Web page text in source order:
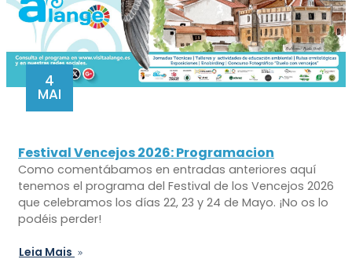
4
MAI
Festival Vencejos 2026: Programacion
Como comentábamos en entradas anteriores aquí
tenemos el programa del Festival de los Vencejos 2026
que celebramos los días 22, 23 y 24 de Mayo. ¡No os lo
podéis perder!
Leia Mais